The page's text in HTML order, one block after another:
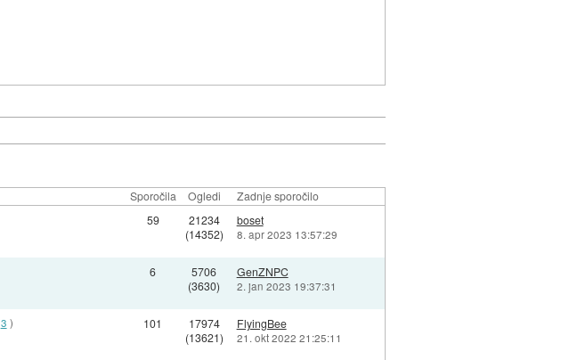
Sporočila Ogledi Zadnje sporočilo
59
21234
(14352)
boset
8. apr 2023 13:57:29
6
5706
(3630)
GenZNPC
2. jan 2023 19:37:31
3 )
101
17974
(13621)
FlyingBee
21. okt 2022 21:25:11